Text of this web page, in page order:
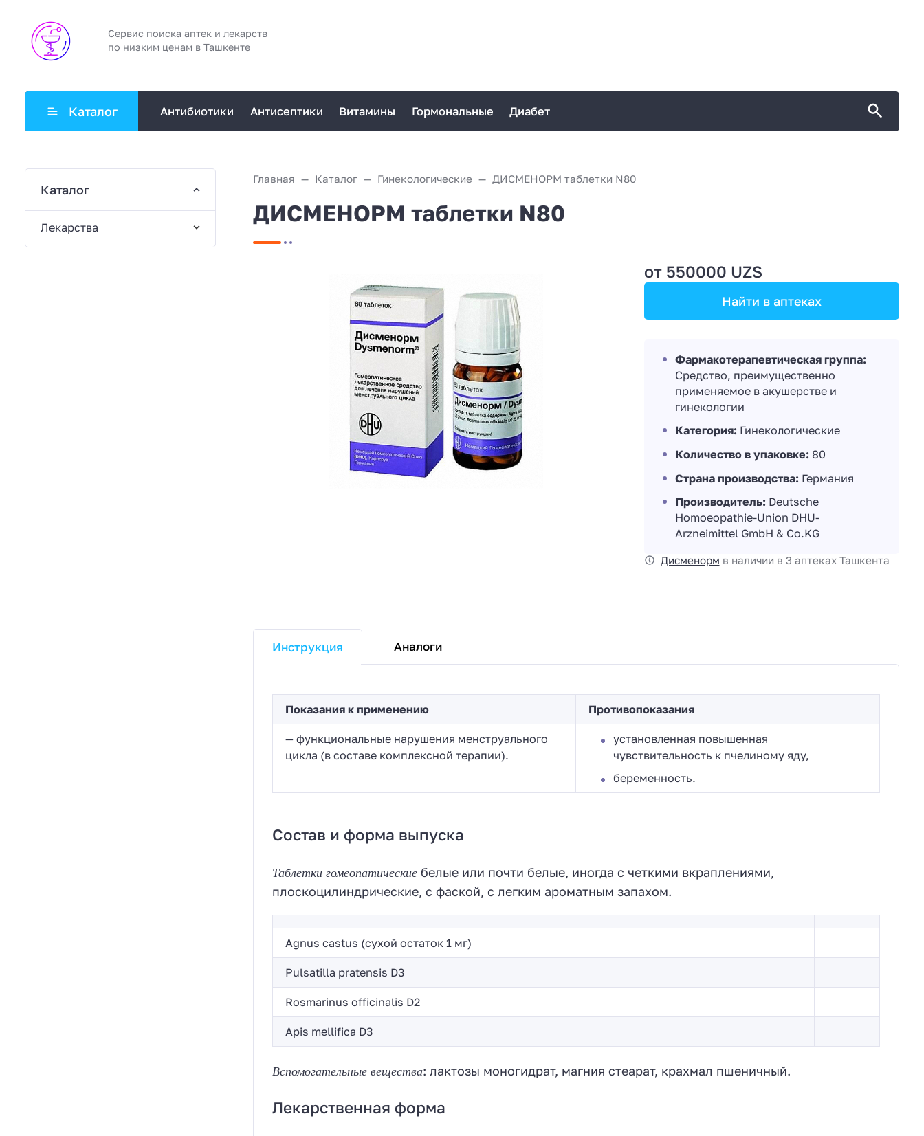
Сервис поиска аптек и лекарств
по низким ценам в Ташкенте
Каталог Антибиотики Антисептики Витамины Гормональные Диабет
Главная Каталог Гинекологические ДИСМЕНОРМ таблетки N80
ДИСМЕНОРМ таблетки N80
от 550000 UZS
Найти в аптеках
Фармакотерапевтическая группа:
Средство, преимущественно
применяемое в акушерстве и
гинекологии
Категория: Гинекологические
Количество в упаковке: 80
Страна производства: Германия
Производитель: Deutsche
Homoeopathie-Union DHU-
Arzneimittel GmbH & Co.KG
Дисменорм в наличии в 3 аптеках Ташкента
Инструкция Аналоги
Показания к применению Противопоказания
— функциональные нарушения менструального
цикла (в составе комплексной терапии).
установленная повышенная
чувствительность к пчелиному яду,
беременность.
Состав и форма выпуска
Таблетки гомеопатическиебелые или почти белые, иногда с четкими вкраплениями,
плоскоцилиндрические, с фаской, с легким ароматным запахом.
Agnus castus (сухой остаток 1 мг)
Pulsatilla pratensis D3
Rosmarinus officinalis D2
Apis mellifica D3
Вспомогательные вещества: лактозы моногидрат, магния стеарат, крахмал пшеничный.
Лекарственная форма
Каталог
Лекарства